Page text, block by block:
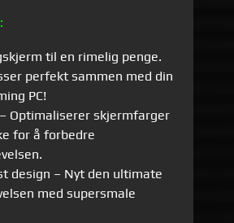
til en rimelig penge.
perfekt sammen med din
PC!
Optimaliserer skjermfarger
for å forbedre
design – Nyt den ultimate
med supersmale